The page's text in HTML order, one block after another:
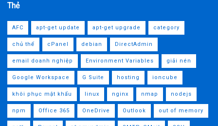
Thẻ
AFC apt-get update apt-get upgrade category
chủ thể cPanel debian DirectAdmin
email doanh nghiệp Environment Variables giải nén
Google Workspace G Suite hosting ioncube
khôi phục mật khẩu linux nginx nmap nodejs
npm Office 365 OneDrive Outlook out of memory